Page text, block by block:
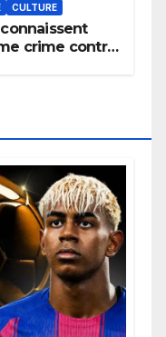
CULTURE
crime contre